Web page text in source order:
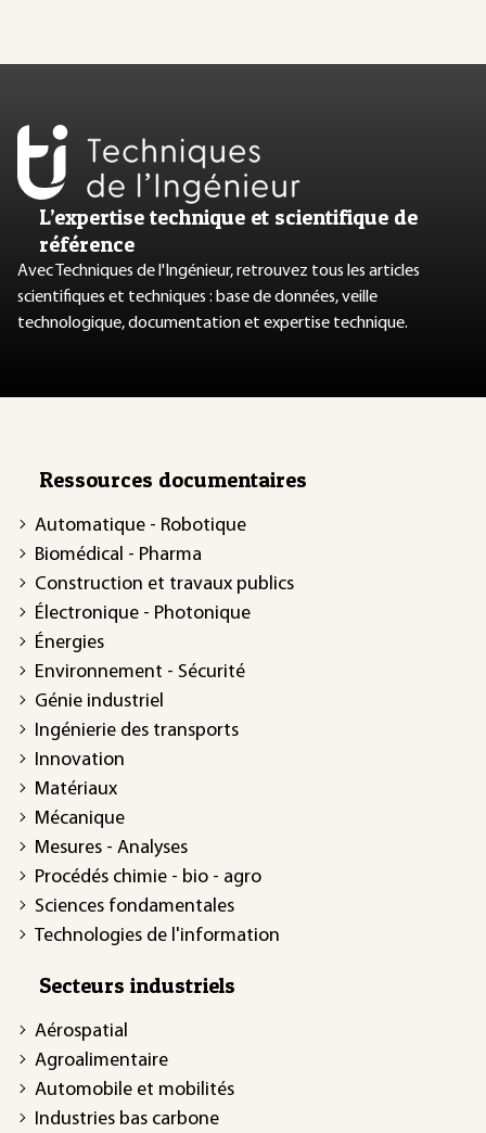
L’expertise technique et scientifique de
référence
Avec Techniques de l'Ingénieur, retrouvez tous les articles
scientifiques et techniques : base de données, veille
technologique, documentation et expertise technique.
Ressources documentaires
Automatique - Robotique
Biomédical - Pharma
Construction et travaux publics
Électronique - Photonique
Énergies
Environnement - Sécurité
Génie industriel
Ingénierie des transports
Innovation
Matériaux
Mécanique
Mesures - Analyses
Procédés chimie - bio - agro
Sciences fondamentales
Technologies de l'information
Secteurs industriels
Aérospatial
Agroalimentaire
Automobile et mobilités
Industries bas carbone